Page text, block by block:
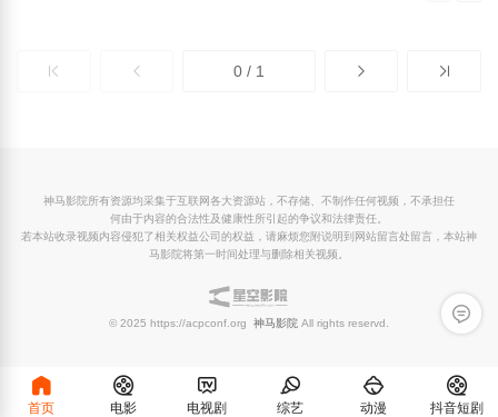
0 / 1
留言反
神马影院所有资源均采集于互联网各大资源站，不存储、不制作任何视频，不承担任
何由于内容的合法性及健康性所引起的争议和法律责任。
若本站收录视频内容侵犯了相关权益公司的权益，请麻烦您附说明到网站留言处留言，本站神
马影院将第一时间处理与删除相关视频。
© 2025 https://acpconf.org 神马影院 All rights reservd.
首页 电影 电视剧 综艺 动漫 抖音短剧